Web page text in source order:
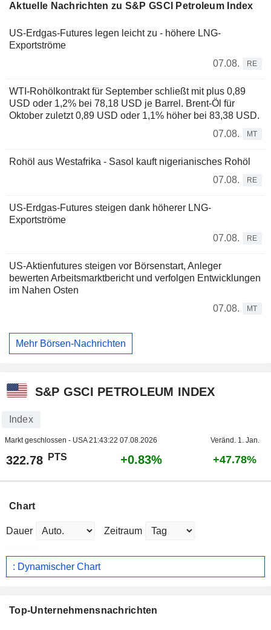
Aktuelle Nachrichten zu S&P GSCI Petroleum Index
US-Erdgas-Futures legen leicht zu - höhere LNG-
Exportströme
07.08.
RE
WTI-Rohölkontrakt für September schließt mit plus 0,89
USD oder 1,2% bei 78,18 USD je Barrel. Brent-Öl für
Oktober zuletzt 0,89 USD oder 1,1% höher bei 83,38 USD.
07.08.
MT
Rohöl aus Westafrika - Sasol kauft nigerianisches Rohöl
07.08.
RE
US-Erdgas-Futures steigen dank höherer LNG-
Exportströme
07.08.
RE
US-Aktienfutures steigen vor Börsenstart, Anleger
bewerten Arbeitsmarktbericht und verfolgen Entwicklungen
im Nahen Osten
07.08.
MT
Mehr Börsen-Nachrichten
S&P GSCI PETROLEUM INDEX
Index
Markt geschlossen - USA21:43:22 07.08.2026 Veränd. 1. Jan.
322.78 PTS +0.83% +47.78%
Chart
Dauer Zeitraum
: Dynamischer Chart
Top-Unternehmensnachrichten